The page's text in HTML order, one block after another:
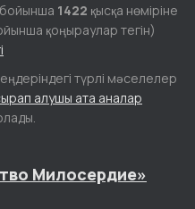
бойынша 1422 қысқа нөміріне
қоңыраулар тегін)
түрлі мәселелер
алушы ата аналар
Милосердие»